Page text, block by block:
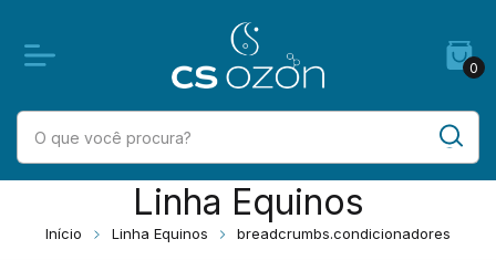
0
Linha Equinos
Início Linha Equinos breadcrumbs.condicionadores